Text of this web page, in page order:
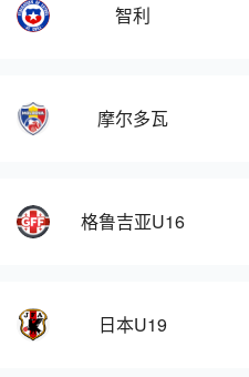
智利
摩尔多瓦
格鲁吉亚U16
日本U19